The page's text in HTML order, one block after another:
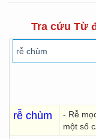
Tra cứu Từ
rễ chùm
- Rễ
một số